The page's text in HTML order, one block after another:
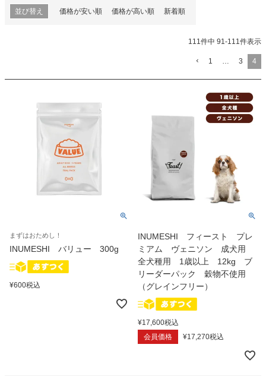
並び替え 価格が安い順 価格が高い順 新着順
111件中 91-111件表示
1 … 3 4
まずはおためし！
INUMESHI バリュー 300g
¥600税込
INUMESHI フィースト プレ
ミアム ヴェニソン 成犬用
全犬種用 1歳以上 12kg ブ
リーダーパック 穀物不使用
（グレインフリー）
¥17,600税込
会員価格
¥17,270税込